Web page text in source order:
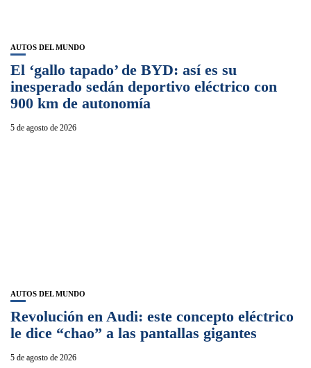
AUTOS DEL MUNDO
El ‘gallo tapado’ de BYD: así es su
inesperado sedán deportivo eléctrico con
900 km de autonomía
5 de agosto de 2026
AUTOS DEL MUNDO
Revolución en Audi: este concepto eléctrico
le dice “chao” a las pantallas gigantes
5 de agosto de 2026